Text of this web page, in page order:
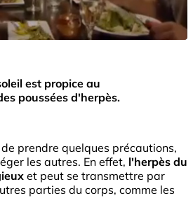
est propice au
poussées d'herpès.
prendre quelques précautions,
les autres. En effet, l'herpès du
et peut se transmettre par
parties du corps, comme les